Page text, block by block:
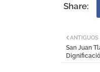
ANTIGUOS
San Juan